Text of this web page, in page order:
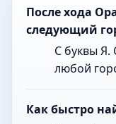
После хода
следующий
С буквы Я.
любой
Как быстро